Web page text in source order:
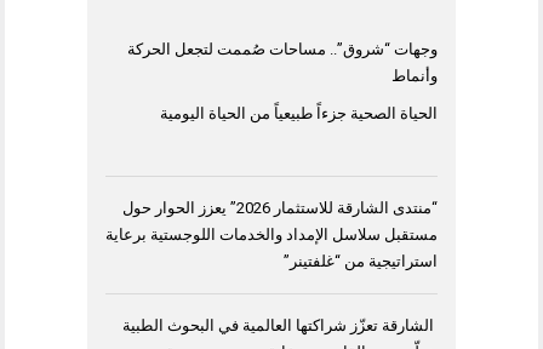
وجهات “شروق”.. مساحات صُممت لتجعل الحركة
وأنماط
الحياة الصحية جزءاً طبيعياً من الحياة اليومية
“منتدى الشارقة للاستثمار 2026” يعزز الحوار حول
مستقبل سلاسل الإمداد والخدمات اللوجستية برعاية
استراتيجية من “غلفتينر”
الشارقة تعزّز شراكتها العالمية في البحوث الطبية